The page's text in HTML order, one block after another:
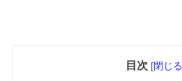
目次 [閉じる